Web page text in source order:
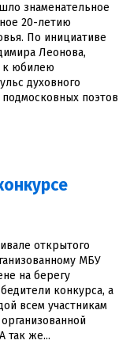
знаменательное
20-летию
По инициативе
Леонова,
к юбилею
духовного
поэтов
открытого
МБУ
на берегу
конкурса, а
всем участникам
так же...